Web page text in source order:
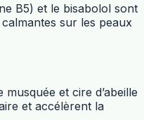
B5) et le bisabolol sont
sur les peaux
et cire d’abeille
et accélèrent la